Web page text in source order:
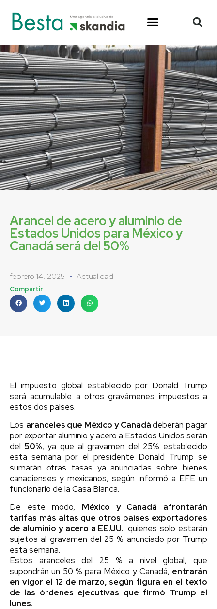
Arancel de acero y aluminio de
Estados Unidos para México y
Canadá será del 50%
febrero 14, 2025 Actualidad
Compartir
El impuesto global establecido por Donald Trump
será acumulable a otros gravámenes impuestos a
estos dos países.
Los aranceles que México y Canadádeberán pagar
por exportar aluminio y acero a Estados Unidos serán
del 50%, ya que al gravamen del 25% establecido
esta semana por el presidente Donald Trump se
sumarán otras tasas ya anunciadas sobre bienes
canadienses y mexicanos, según informó a EFE un
funcionario de la Casa Blanca.
De este modo, México y Canadá afrontarán
tarifas más altas que otros países exportadores
de aluminio y acero a EE.UU., quienes solo estarán
sujetos al gravamen del 25 % anunciado por Trump
esta semana.
Estos aranceles del 25 % a nivel global, que
supondrán un 50 % para México y Canadá, entrarán
en vigor el 12 de marzo, según figura en el texto
de las órdenes ejecutivas que firmó Trump el
lunes.